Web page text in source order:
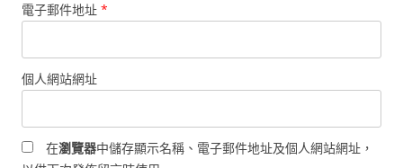
電子郵件地址 *
個人網站網址
在瀏覽器中儲存顯示名稱、電子郵件地址及個人網站網址，